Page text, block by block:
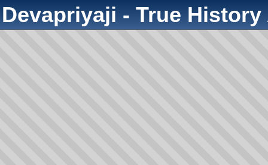
Devapriyaji - True